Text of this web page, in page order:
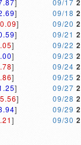
]
]
]
]
]
]
]
]
]
]
]
]
09/17
09/18
09/20
09/21
09/22
09/23
09/24
09/25
09/27
09/28
09/29
09/30